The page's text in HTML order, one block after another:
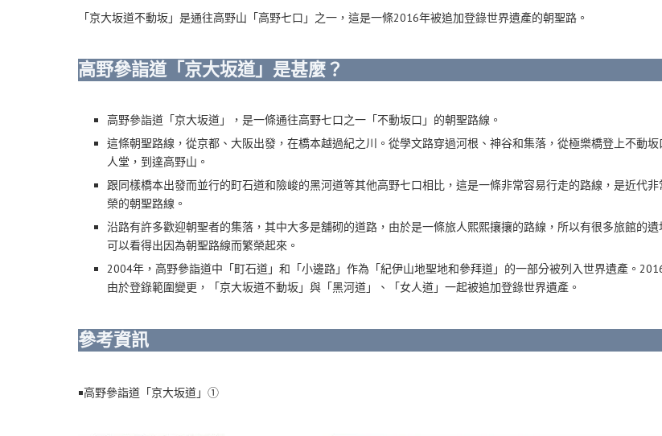
「京大坂道不動坂」是通往高野山「高野七口」之一，這是一條2016年被追加登錄世界遺產的朝聖路。
高野參詣道「京大坂道」是甚麼？
高野參詣道「京大坂道」，是一條通往高野七口之一「不動坂口」的朝聖路線。
這條朝聖路線，從京都、大阪出發，在橋本越過紀之川。從學文路穿過河根、神谷和集落，從極樂橋登上不動坂
人堂，到達高野山。
跟同樣橋本出發而並行的町石道和險峻的黑河道等其他高野七口相比，這是一條非常容易行走的路線，是近代非
榮的朝聖路線。
沿路有許多歡迎朝聖者的集落，其中大多是舖砌的道路，由於是一條旅人熙熙攘攘的路線，所以有很多旅館的遺
可以看得出因為朝聖路線而繁榮起來。
2004年，高野參詣道中「町石道」和「小邊路」作為「紀伊山地聖地和參拜道」的一部分被列入世界遺產。
由於登錄範圍變更，「京大坂道不動坂」與「黑河道」、「女人道」一起被追加登錄世界遺產。
參考資訊
￭高野參詣道「京大坂道」①